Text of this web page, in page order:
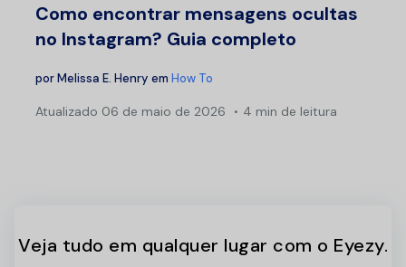
Como encontrar mensagens ocultas
no Instagram? Guia completo
porMelissa E. Henry em How To
Atualizado 06 de maio de 2026 4 min de leitura
Veja tudo em qualquer lugar com o Eyezy.